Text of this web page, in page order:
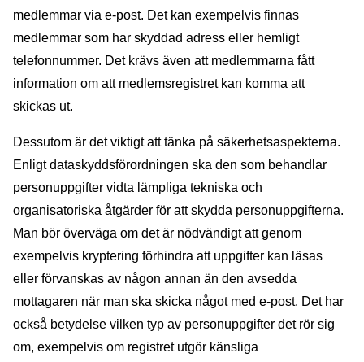
medlemmar via e-post. Det kan exempelvis finnas
medlemmar som har skyddad adress eller hemligt
telefonnummer. Det krävs även att medlemmarna fått
information om att medlemsregistret kan komma att
skickas ut.
Dessutom är det viktigt att tänka på säkerhetsaspekterna.
Enligt dataskyddsförordningen ska den som behandlar
personuppgifter vidta lämpliga tekniska och
organisatoriska åtgärder för att skydda personuppgifterna.
Man bör överväga om det är nödvändigt att genom
exempelvis kryptering förhindra att uppgifter kan läsas
eller förvanskas av någon annan än den avsedda
mottagaren när man ska skicka något med e-post. Det har
också betydelse vilken typ av personuppgifter det rör sig
om, exempelvis om registret utgör känsliga